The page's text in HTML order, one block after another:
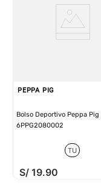
PEPPA PIG
Bolso Deportivo Peppa Pig
6PPG2080002
TU
S/ 19.90